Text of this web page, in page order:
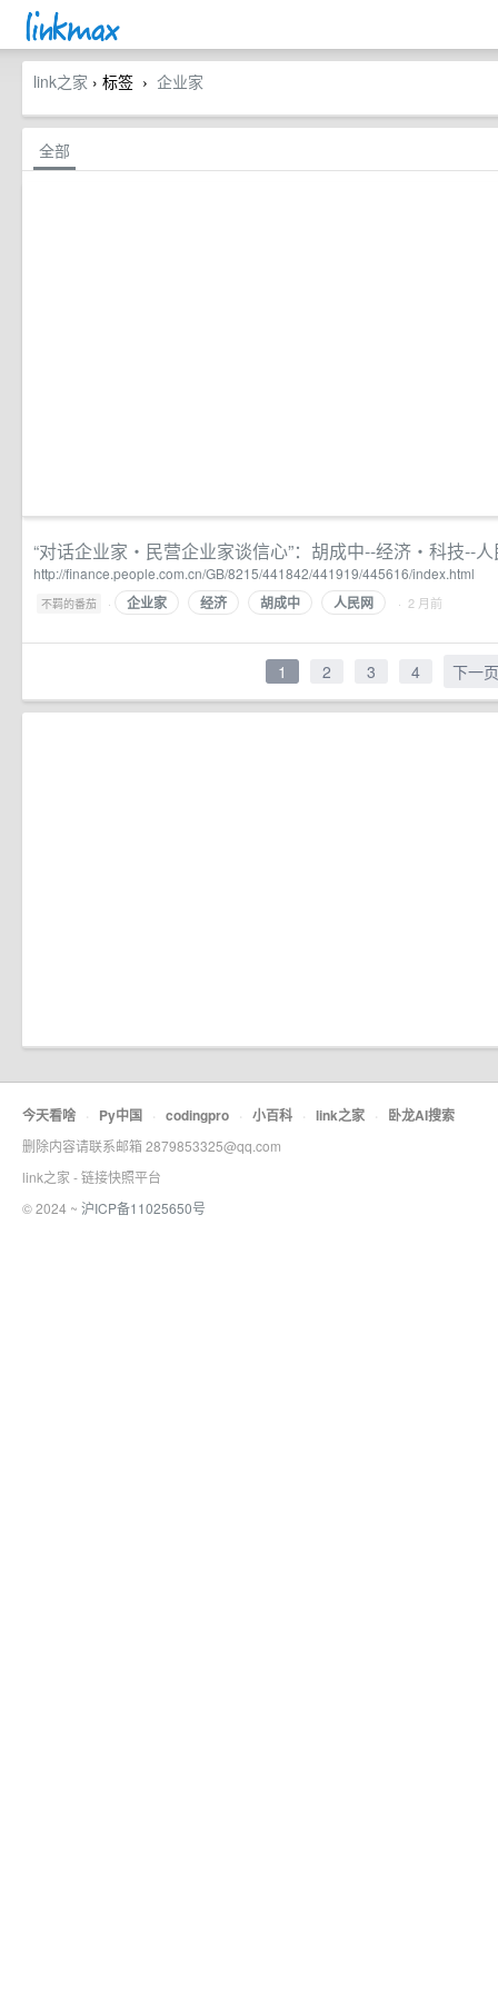
link之家 › 标签 › 企业家
全部
“对话企业家・民营企业家谈信心”：胡成中--经济・科技--
http://finance.people.com.cn/GB/8215/441842/441919/445616/index.html
不羁的番茄 · 企业家 经济 胡成中 人民网 · 2 月前
1 2 3 4 下一页
今天看啥 · Py中国 · codingpro · 小百科 · link之家 · 卧龙AI搜索
删除内容请联系邮箱 2879853325@qq.com
link之家 - 链接快照平台
© 2024 ~ 沪ICP备11025650号